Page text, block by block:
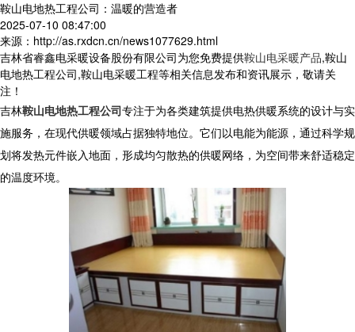
鞍山电地热工程公司：温暖的营造者
2025-07-10 08:47:00
来源：http://as.rxdcn.cn/news1077629.html
吉林省睿鑫电采暖设备股份有限公司为您免费提供鞍山电采暖产品,鞍山
电地热工程公司,鞍山电采暖工程等相关信息发布和资讯展示，敬请关
注！
吉林鞍山电地热工程公司专注于为各类建筑提供电热供暖系统的设计与实
施服务，在现代供暖领域占据独特地位。它们以电能为能源，通过科学规
划将发热元件嵌入地面，形成均匀散热的供暖网络，为空间带来舒适稳定
的温度环境。